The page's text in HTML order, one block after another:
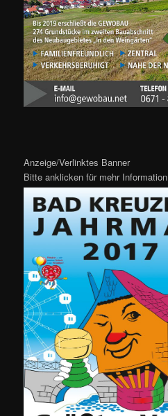
Anzeige/Verlinktes Banner
Bitte anklicken für mehr Information